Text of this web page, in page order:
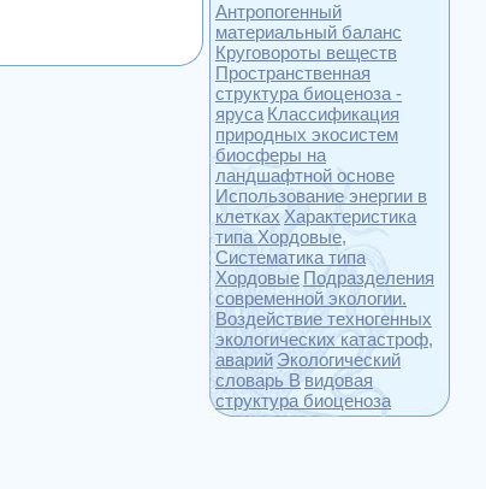
Антропогенный
материальный баланс
Круговороты веществ
Пространственная
структура биоценоза -
яруса Классификация
природных экосистем
биосферы на
ландшафтной основе
Использование энергии в
клетках Характеристика
типа Хордовые,
Систематика типа
Хордовые Подразделения
современной экологии.
Воздействие техногенных
экологических катастроф,
аварий Экологический
словарь Ввидовая
структура биоценоза